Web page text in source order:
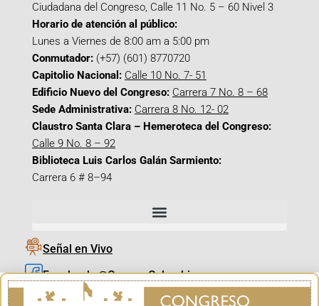
Ciudadana del Congreso, Calle 11 No. 5 – 60 Nivel 3
Horario de atención al público:
Lunes a Viernes de 8:00 am a 5:00 pm
Conmutador: (+57) (601) 8770720
Capitolio Nacional: Calle 10 No. 7- 51
Edificio Nuevo del Congreso: Carrera 7 No. 8 – 68
Sede Administrativa: Carrera 8 No. 12- 02
Claustro Santa Clara – Hemeroteca del Congreso:
Calle 9 No. 8 – 92
Biblioteca Luis Carlos Galán Sarmiento:
Carrera 6 # 8–94
Señal en Vivo
Facebook_@CamaraColombia
Instagram_@CamaraColombia